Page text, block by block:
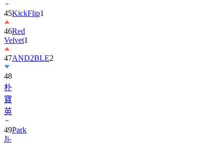
46Red
Velvet
47AND2BLE
48
朴
寶
英
49
Ji-
hoon